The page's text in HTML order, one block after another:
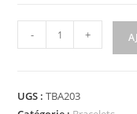
quantité
de
Balisiers
- +
UGS :TBA203